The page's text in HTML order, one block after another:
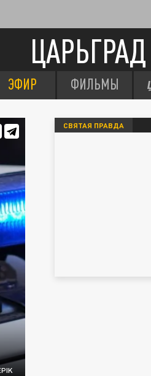
ЦАРЬГРАД
ЭФИР ФИЛЬМЫ
СВЯТАЯ ПРАВДА